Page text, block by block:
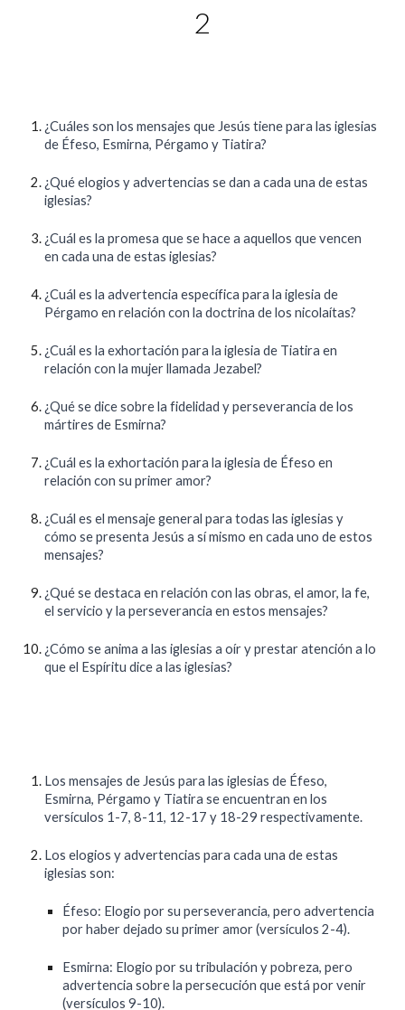
2
¿Cuáles son los mensajes que Jesús tiene para las iglesias
de Éfeso, Esmirna, Pérgamo y Tiatira?
¿Qué elogios y advertencias se dan a cada una de estas
iglesias?
¿Cuál es la promesa que se hace a aquellos que vencen
en cada una de estas iglesias?
¿Cuál es la advertencia específica para la iglesia de
Pérgamo en relación con la doctrina de los nicolaítas?
¿Cuál es la exhortación para la iglesia de Tiatira en
relación con la mujer llamada Jezabel?
¿Qué se dice sobre la fidelidad y perseverancia de los
mártires de Esmirna?
¿Cuál es la exhortación para la iglesia de Éfeso en
relación con su primer amor?
¿Cuál es el mensaje general para todas las iglesias y
cómo se presenta Jesús a sí mismo en cada uno de estos
mensajes?
¿Qué se destaca en relación con las obras, el amor, la fe,
el servicio y la perseverancia en estos mensajes?
¿Cómo se anima a las iglesias a oír y prestar atención a lo
que el Espíritu dice a las iglesias?
Los mensajes de Jesús para las iglesias de Éfeso,
Esmirna, Pérgamo y Tiatira se encuentran en los
versículos 1-7, 8-11, 12-17 y 18-29 respectivamente.
Los elogios y advertencias para cada una de estas
iglesias son:
Éfeso: Elogio por su perseverancia, pero advertencia
por haber dejado su primer amor (versículos 2-4).
Esmirna: Elogio por su tribulación y pobreza, pero
advertencia sobre la persecución que está por venir
(versículos 9-10).